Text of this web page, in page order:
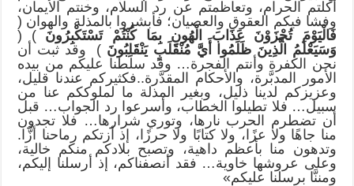
أكلتم الحرام، وتعاظمتم عن رد السلام، وخنتم الأيمان،
وفشا فيكم العقوق والعصيان؛ فأبشروا بالمذلة والهوان (
فَالْيَوْمَ تُجْزَوْنَ عَذَابَ الْهُونِ بِمَا كُنْتُمْ تَسْتَكْبِرُونَ ) (
وَسَيَعْلَمُ الَّذِينَ ظَلَمُوا أَيَّ مُنْقَلَبٍ يَنْقَلِبُونَ ) وقد ثبت أن
نحن الكفرة وأنتم الفجرة… وقد سلطنا عليكم من بيده
الأمور المدبَّرة، والأحكام المقدَّرة..فكثيركم عندنا قليل،
وعزيزكم لدينا ذليل، وبغير المذلة ما لملوككم عنا من
سبيل… فلا تطيلوا الخطاب، وأسرعوا رد الجواب… قبل
أن تضطرم الحرب نارها، وتوري شرارها… فلا تجدون
منا جاهًا ولا عزًا، ولا كتابًا ولا حرزًا، إذ أزتكم رماحنا أزًّا.
وتدهون منا بأعظم داهية، وتصبح بلادكم منكم خالية،
وعلى عروشها خاوية… فقد أنصفناكم، إذ أرسلنا إليكم،
ومننَّا برسلنا عليكم»